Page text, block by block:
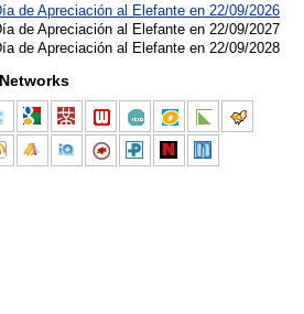
de Apreciación al Elefante en 22/09/2026
de Apreciación al Elefante en 22/09/2027
de Apreciación al Elefante en 22/09/2028